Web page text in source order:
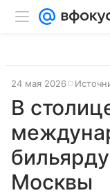
24 мая 2026
В
Москвы